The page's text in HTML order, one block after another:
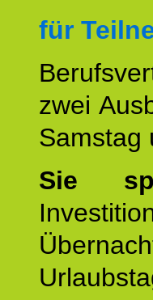
für
zwei
Samstag
Sie